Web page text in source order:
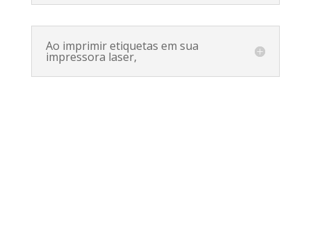
Ao imprimir etiquetas em sua
impressora laser,